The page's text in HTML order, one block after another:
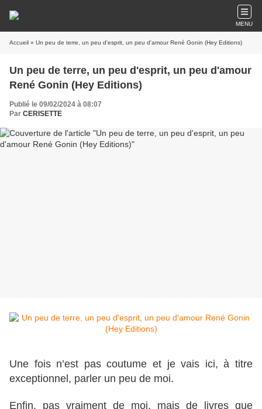
MENU
Accueil » Un peu de terre, un peu d'esprit, un peu d'amour René Gonin (Hey Editions)
Un peu de terre, un peu d'esprit, un peu d'amour
René Gonin (Hey Editions)
Publié le 09/02/2024 à 08:07
Par CERISETTE
Une fois n’est pas coutume et je vais ici, à titre
exceptionnel, parler un peu de moi.
Enfin, pas vraiment de moi, mais de livres que